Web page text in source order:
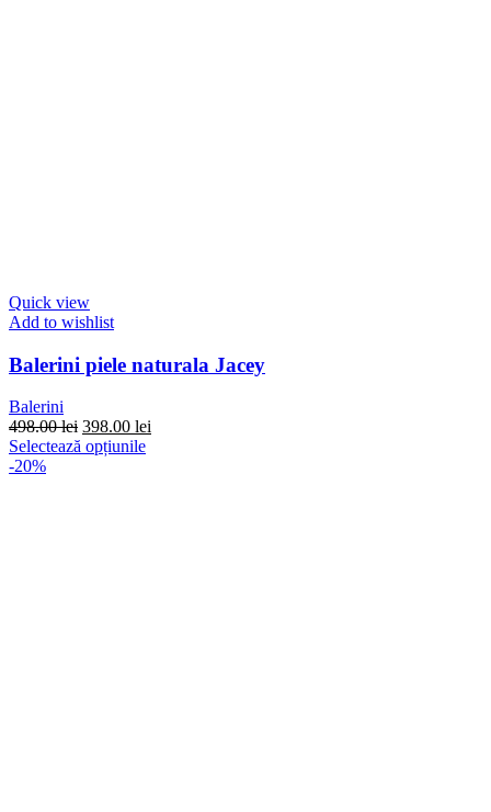
Quick view
Add to wishlist
Balerini piele naturala Jacey
Balerini
498.00lei Prețul
inițial
398.00 lei
Selectează opțiunileAcest
-20%